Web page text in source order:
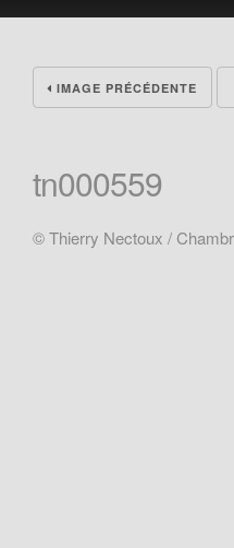
IMAGE PRÉCÉDENTE
tn000559
© Thierry Nectoux /